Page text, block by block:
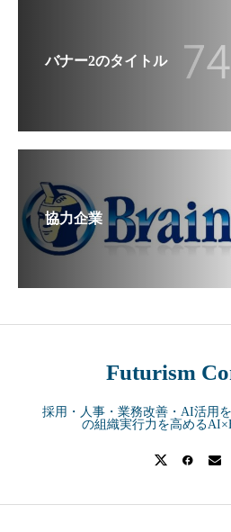
バナー2のタイトル
協力企業
Futurism
採用・人事・業務改善・AI活用
の組織実行力を高める